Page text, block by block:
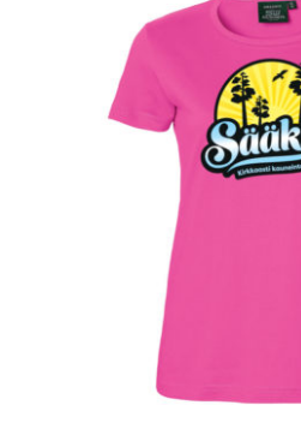
VALITSE VAIHTOEHDOISTA